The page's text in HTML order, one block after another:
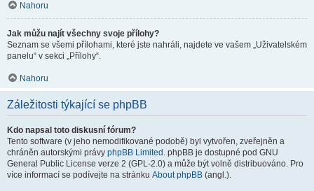
Nahoru
Jak můžu najít všechny svoje přílohy?
Seznam se všemi přílohami, které jste nahráli, najdete ve vašem „Uživatelském
panelu“ v sekci „Přílohy“.
Nahoru
Záležitosti týkající se phpBB
Kdo napsal toto diskusní fórum?
Tento software (v jeho nemodifikované podobě) byl vytvořen, zveřejněn a
chráněn autorskými právy phpBB Limited . phpBB je dostupné pod GNU
General Public License verze 2 (GPL-2.0) a může být volně distribuováno. Pro
více informací se podívejte na stránku About phpBB (angl.).